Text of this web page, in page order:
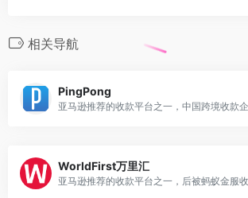
相关导航
PingPong
亚马逊推荐的收款平台之一，中国跨境收款
WorldFirst万里汇